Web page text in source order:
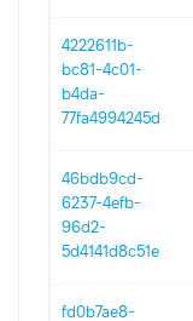
4222611b-
bc81-4c01-
b4da-
77fa4994245d
46bdb9cd-
6237-4efb-
96d2-
5d4141d8c51e
fd0b7ae8-